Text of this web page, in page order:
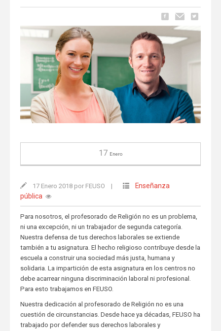
17 Enero
17 Enero 2018 por FEUSO |
Enseñanza
pública
Para nosotros, el profesorado de Religión no es un problema,
ni una excepción, ni un trabajador de segunda categoría.
Nuestra defensa de tus derechos laborales se extiende
también a tu asignatura. El hecho religioso contribuye desde la
escuela a construir una sociedad más justa, humana y
solidaria. La impartición de esta asignatura en los centros no
debe acarrear ninguna discriminación laboral ni profesional.
Para esto trabajamos en FEUSO.
Nuestra dedicación al profesorado de Religión no es una
cuestión de circunstancias. Desde hace ya décadas, FEUSO ha
trabajado por defender sus derechos laborales y